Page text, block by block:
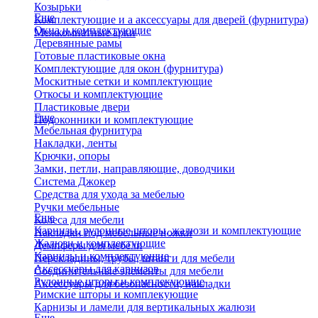
Козырьки
Комплектующие и а аксессуары для дверей (фурнитура)
Межкомнатные арки
Еще
Окна и комплектующие
Деревянные рамы
Готовые пластиковые окна
Комплектующие для окон (фурнитура)
Москитные сетки и комплектующие
Откосы и комплектующие
Пластиковые двери
Подоконники и комплектующие
Еще
Мебельная фурнитура
Накладки, ленты
Крючки, опоры
Замки, петли, направляющие, доводчики
Система Джокер
Средства для ухода за мебелью
Ручки мебельные
Колеса для мебели
Накладки под мебельные ножки
Демпферы для мебели
Перекладины, трубы, штанги для мебели
Соединительные элементы для мебели
Аксессуары для безопасности, накладки
Еще
Карнизы, рулонные шторы, жалюзи и комплектующие
Жалюзи и комплектующие
Карнизы и комплектующие
Аксессуары для карнизов
Рулонные шторы и комплекующие
Римские шторы и комплекующие
Карнизы и ламели для вертикальных жалюзи